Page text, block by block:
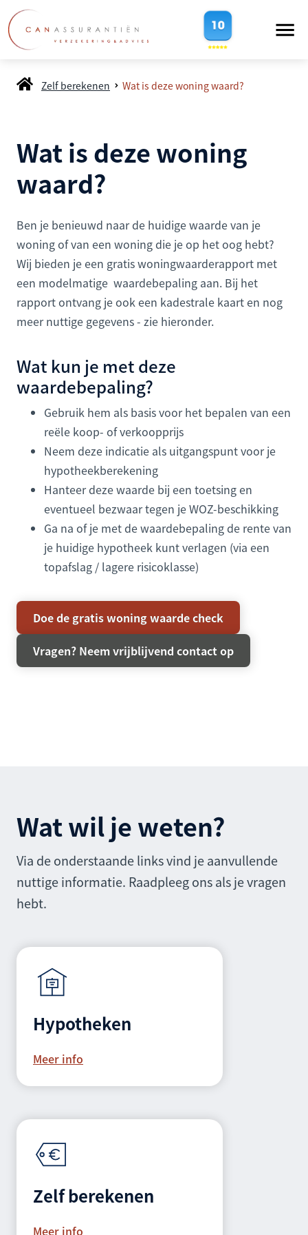
Zelf berekenen Wat is deze woning waard?
Wat is deze woning
waard?
Ben je benieuwd naar de huidige waarde van je
woning of van een woning die je op het oog hebt?
Wij bieden je een gratis woningwaarderapport met
een modelmatige waardebepaling aan. Bij het
rapport ontvang je ook een kadestrale kaart en nog
meer nuttige gegevens - zie hieronder.
Wat kun je met deze
waardebepaling?
Gebruik hem als basis voor het bepalen van een
reële koop- of verkoopprijs
Neem deze indicatie als uitgangspunt voor je
hypotheekberekening
Hanteer deze waarde bij een toetsing en
eventueel bezwaar tegen je WOZ-beschikking
Ga na of je met de waardebepaling de rente van
je huidige hypotheek kunt verlagen (via een
topafslag / lagere risicoklasse)
Doe de gratis woning waarde check
Vragen? Neem vrijblijvend contact op
Wat wil je weten?
Via de onderstaande links vind je aanvullende
nuttige informatie. Raadpleeg ons als je vragen
hebt.
Hypotheken
Meer info
Zelf berekenen
Meer info